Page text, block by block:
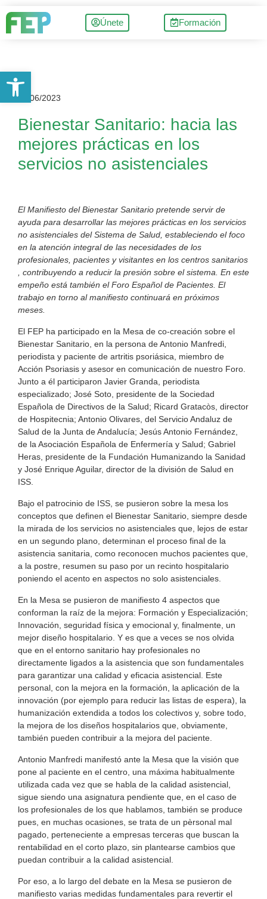
Únete Formación
29/06/2023
Bienestar Sanitario: hacia las
mejores prácticas en los
servicios no asistenciales
El Manifiesto del Bienestar Sanitario pretende servir de
ayuda para desarrollar las mejores prácticas en los servicios
no asistenciales del Sistema de Salud, estableciendo el foco
en la atención integral de las necesidades de los
profesionales, pacientes y visitantes en los centros sanitarios
, contribuyendo a reducir la presión sobre el sistema. En este
empeño está también el Foro Español de Pacientes. El
trabajo en torno al manifiesto continuará en próximos
meses.
El FEP ha participado en la Mesa de co-creación sobre el
Bienestar Sanitario, en la persona de Antonio Manfredi,
periodista y paciente de artritis psoriásica, miembro de
Acción Psoriasis y asesor en comunicación de nuestro Foro.
Junto a él participaron Javier Granda, periodista
especializado; José Soto, presidente de la Sociedad
Española de Directivos de la Salud; Ricard Gratacòs, director
de Hospitecnia; Antonio Olivares, del Servicio Andaluz de
Salud de la Junta de Andalucía; Jesús Antonio Fernández,
de la Asociación Española de Enfermería y Salud; Gabriel
Heras, presidente de la Fundación Humanizando la Sanidad
y José Enrique Aguilar, director de la división de Salud en
ISS.
Bajo el patrocinio de ISS, se pusieron sobre la mesa los
conceptos que definen el Bienestar Sanitario, siempre desde
la mirada de los servicios no asistenciales que, lejos de estar
en un segundo plano, determinan el proceso final de la
asistencia sanitaria, como reconocen muchos pacientes que,
a la postre, resumen su paso por un recinto hospitalario
poniendo el acento en aspectos no solo asistenciales.
En la Mesa se pusieron de manifiesto 4 aspectos que
conforman la raíz de la mejora: Formación y Especialización;
Innovación, seguridad física y emocional y, finalmente, un
mejor diseño hospitalario. Y es que a veces se nos olvida
que en el entorno sanitario hay profesionales no
directamente ligados a la asistencia que son fundamentales
para garantizar una calidad y eficacia asistencial. Este
personal, con la mejora en la formación, la aplicación de la
innovación (por ejemplo para reducir las listas de espera), la
humanización extendida a todos los colectivos y, sobre todo,
la mejora de los diseños hospitalarios que, obviamente,
también pueden contribuir a la mejora del paciente.
Antonio Manfredi manifestó ante la Mesa que la visión que
pone al paciente en el centro, una máxima habitualmente
utilizada cada vez que se habla de la calidad asistencial,
sigue siendo una asignatura pendiente que, en el caso de
los profesionales de los que hablamos, también se produce
pues, en muchas ocasiones, se trata de un pèrsonal mal
pagado, perteneciente a empresas terceras que buscan la
rentabilidad en el corto plazo, sin plantearse cambios que
puedan contribuir a la calidad asistencial.
Por eso, a lo largo del debate en la Mesa se pusieron de
manifiesto varias medidas fundamentales para revertir el
Abrir barra de herramientas